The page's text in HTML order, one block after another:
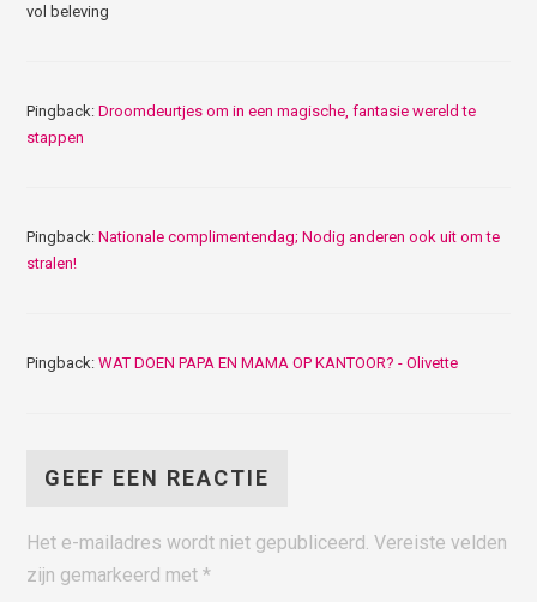
vol beleving
Pingback:Droomdeurtjes om in een magische, fantasie wereld te
stappen
Pingback:Nationale complimentendag; Nodig anderen ook uit om te
stralen!
Pingback:WAT DOEN PAPA EN MAMA OP KANTOOR? - Olivette
GEEF EEN REACTIE
Het e-mailadres wordt niet gepubliceerd. Vereiste velden
zijn gemarkeerd met*